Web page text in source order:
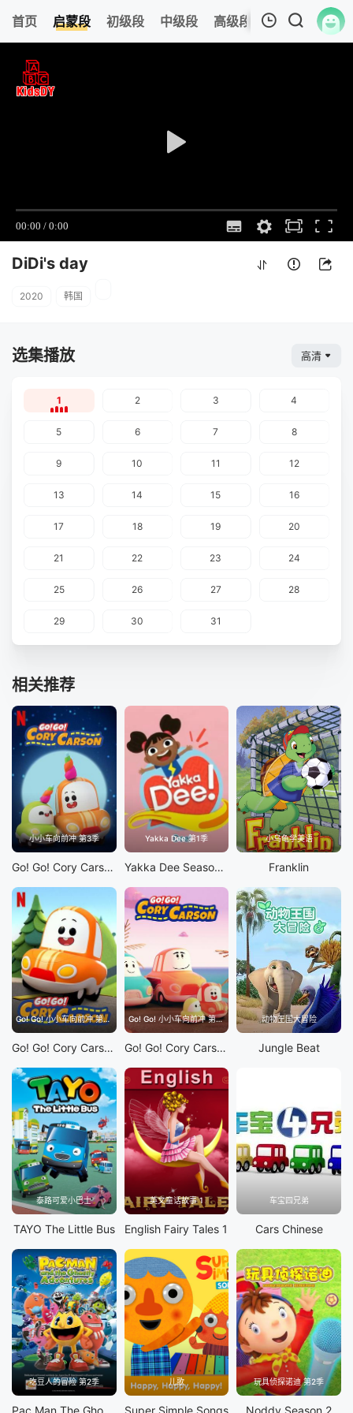
首页 启蒙段 初级段 中级段 高级段 今日更新
0
热
DiDi's day
2020 韩国
选集播放 高清
1 2 3 4
5 6 7 8
9 10 11 12
13 14 15 16
17 18 19 20
21 22 23 24
25 26 27 28
29 30 31
相关推荐
小小车向前冲 第3季
Go! Go! Cory Carson S3
Yakka Dee 第1季
Yakka Dee Season 1
小乌龟学美语
Franklin
Go! Go! 小小车向前冲 第1季
Go! Go! Cory Carson S1
Go! Go! 小小车向前冲 第2季
Go! Go! Cory Carson S2
动物王国大冒险
Jungle Beat
泰路可爱小巴士
TAYO The Little Bus
英文童话故事 1
English Fairy Tales 1
车宝四兄弟
Cars Chinese
吃豆人的冒险 第2季 儿歌
Super Simple Songs
玩具侦探诺迪 第2季
Noddy Season 2